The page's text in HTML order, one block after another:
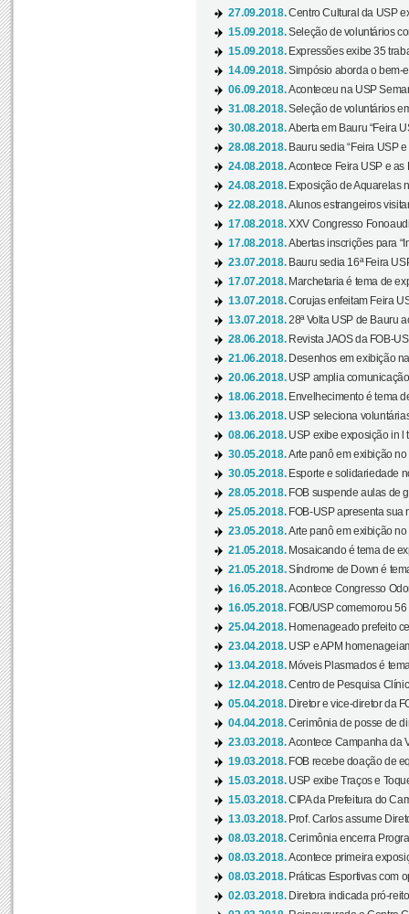
27.09.2018.Centro Cultural da USP
15.09.2018.Seleção de voluntários
15.09.2018. Expressões exibe 35
14.09.2018.Simpósio aborda o bem-
06.09.2018.Aconteceu na USP
31.08.2018.Seleção de voluntários
30.08.2018.Aberta em Bauru “Feira
28.08.2018. Bauru sedia “Feira USP
24.08.2018.Acontece Feira USP e as
24.08.2018. Exposição de Aquarelas
22.08.2018.Alunos estrangeiros
17.08.2018.XXV Congresso
17.08.2018.Abertas inscrições para
23.07.2018. Bauru sedia 16ª Feira
17.07.2018. Marchetaria é tema de
13.07.2018.Corujas enfeitam Feira
13.07.2018.28ª Volta USP de Bauru
28.06.2018. Revista JAOS da FOB-
21.06.2018. Desenhos em exibição
20.06.2018. USP amplia
18.06.2018. Envelhecimento é tema
13.06.2018. USP seleciona
08.06.2018. USP exibe exposição in l
30.05.2018.Arte panô em exibição no
30.05.2018. Esporte e solidariedade
28.05.2018. FOB suspende aulas de
25.05.2018. FOB-USP apresenta sua
23.05.2018.Arte panô em exibição no
21.05.2018. Mosaicando é tema de
21.05.2018.Síndrome de Down é
16.05.2018.Acontece Congresso
16.05.2018. FOB/USP comemorou
25.04.2018. Homenageado prefeito
23.04.2018. USP e APM
13.04.2018. Móveis Plasmados é
12.04.2018.Centro de Pesquisa
05.04.2018. Diretor e vice-diretor da
04.04.2018.Cerimônia de posse de
23.03.2018.Acontece Campanha da
19.03.2018. FOB recebe doação de
15.03.2018. USP exibe Traços e
15.03.2018.CIPA da Prefeitura do
13.03.2018. Prof. Carlos assume
08.03.2018.Cerimônia encerra
08.03.2018.Acontece primeira
08.03.2018. Práticas Esportivas com
02.03.2018. Diretora indicada pró-